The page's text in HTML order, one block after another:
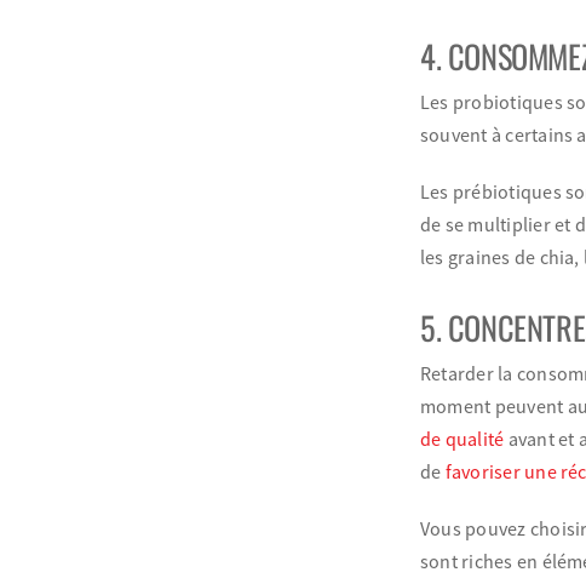
4.
Les probiotiques
souvent à certains
Les prébiotiques
de se multiplier et
les graines de
5.
Retarder la
moment peuvent
de qualité avant et
de favoriser une
Vous pouvez
sont riches en